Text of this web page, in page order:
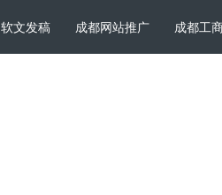
软文发稿 成都网站推广 成都工